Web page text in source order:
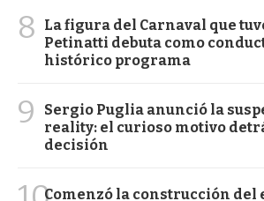
8
La figura del Carnaval que
Petinatti debuta como
histórico programa
9
Sergio Puglia anunció la
reality: el curioso motivo
decisión
Comenzó la construcción del